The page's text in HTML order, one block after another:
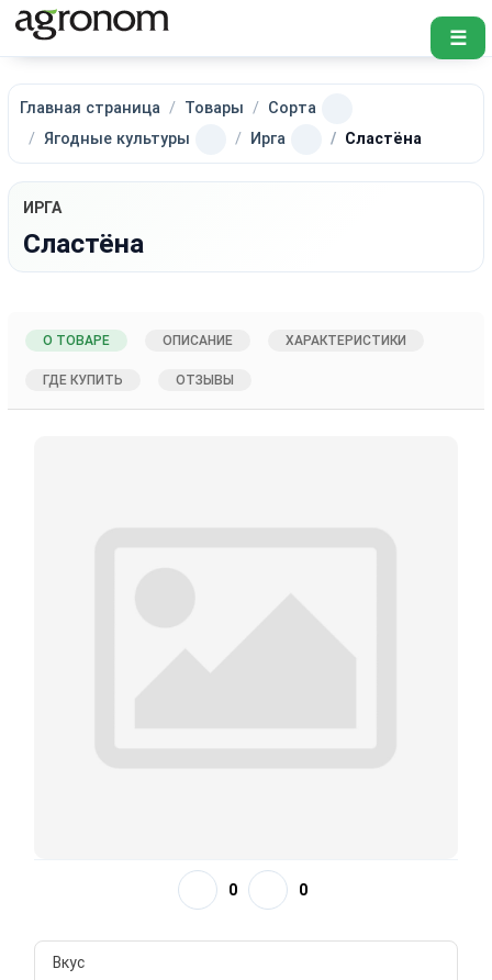
☰
Главная страница Товары
Сорта
Ягодные культуры
Ирга Сластёна
ИРГА
Сластёна
О ТОВАРЕ ОПИСАНИЕ ХАРАКТЕРИСТИКИ
ГДЕ КУПИТЬ ОТЗЫВЫ
0 0
Вкус